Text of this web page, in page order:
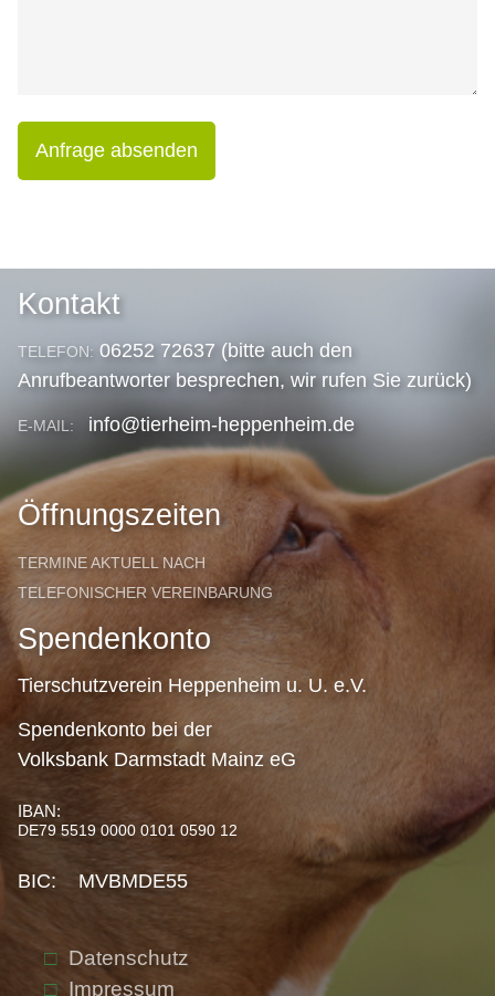
Anfrage absenden
Kontakt
TELEFON: 06252 72637 (bitte auch den
Anrufbeantworter besprechen, wir rufen Sie zurück)
E-MAIL: info@tierheim-heppenheim.de
Öffnungszeiten
TERMINE AKTUELL NACH
TELEFONISCHER VEREINBARUNG
Spendenkonto
Tierschutzverein Heppenheim u. U. e.V.
Spendenkonto bei der
Volksbank Darmstadt Mainz eG
IBAN:
DE79 5519 0000 0101 0590 12
BIC: MVBMDE55
Datenschutz
Impressum